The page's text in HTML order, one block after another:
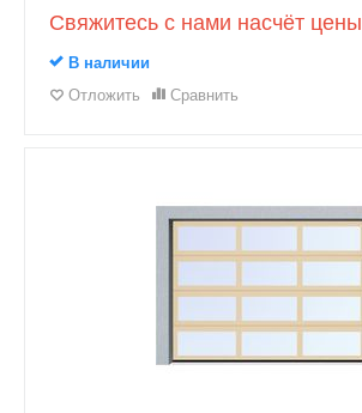
Свяжитесь с нами насчёт цены
В наличии
Отложить
Сравнить